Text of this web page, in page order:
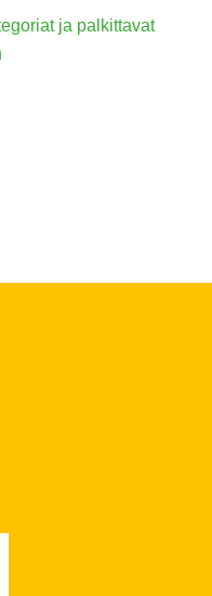
ja palkittavat